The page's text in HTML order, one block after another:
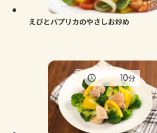
えびとパプリカのやさしお炒め
10分